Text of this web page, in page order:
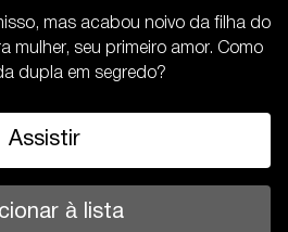
mas acabou noivo da filha do
mulher, seu primeiro amor. Como
dupla em segredo?
Assistir
à lista